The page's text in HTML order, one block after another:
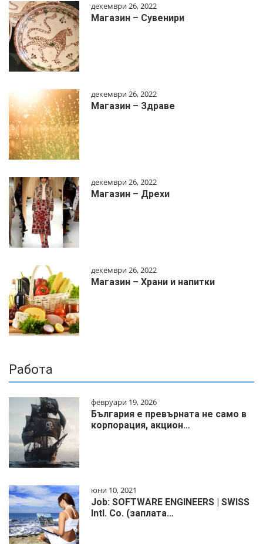
декември 26, 2022
Магазин – Сувенири
декември 26, 2022
Магазин – Здраве
декември 26, 2022
Магазин – Дрехи
декември 26, 2022
Магазин – Храни и напитки
Работа
февруари 19, 2026
България е превърната не само в
корпорация, акцион…
юни 10, 2021
Job: SOFTWARE ENGINEERS | SWISS
Intl. Co. (заплата…